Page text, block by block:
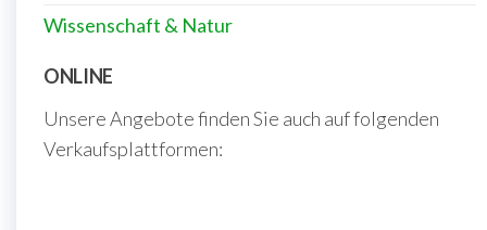
Wissenschaft & Natur
ONLINE
Unsere Angebote finden Sie auch auf folgenden
Verkaufsplattformen: